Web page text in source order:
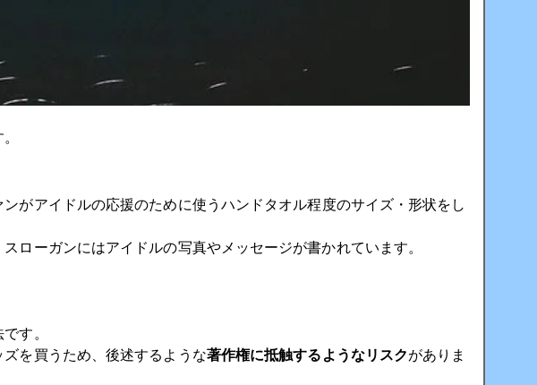
ンがアイドルの応援のために使うハンドタオル程度のサイズ・形状をし
ローガンにはアイドルの写真やメッセージが書かれています。
す。
を買うため、後述するような著作権に抵触するようなリスクがありま